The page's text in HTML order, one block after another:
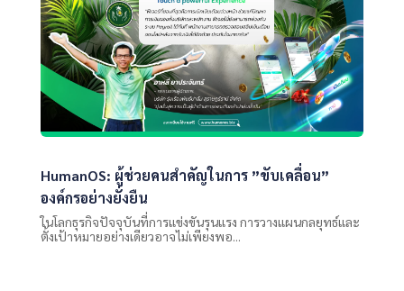
HumanOS: ผู้ช่วยคนสำคัญในการ ”ขับเคลื่อน”
องค์กรอย่างยั่งยืน
ในโลกธุรกิจปัจจุบันที่การแข่งขันรุนแรง การวางแผนกลยุทธ์และ
ตั้งเป้าหมายอย่างเดียวอาจไม่เพียงพอ...